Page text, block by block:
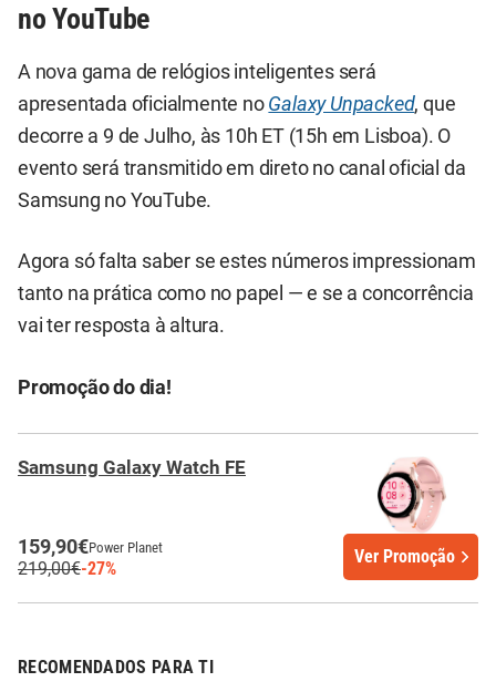
no YouTube
A nova gama de relógios inteligentes será
apresentada oficialmente no Galaxy Unpacked, que
decorre a 9 de Julho, às 10h ET (15h em Lisboa). O
evento será transmitido em direto no canal oficial da
Samsung no YouTube.
Agora só falta saber se estes números impressionam
tanto na prática como no papel — e se a concorrência
vai ter resposta à altura.
Promoção do dia!
Samsung Galaxy Watch FE
159,90€Power Planet
219,00€-27%
Ver Promoção
RECOMENDADOS PARA TI